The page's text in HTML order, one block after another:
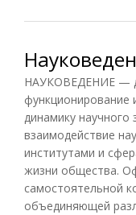
НАУКОВЕДЕНИЕ —
функционирование
динамику научного
взаимодействие
институтами и
жизни общества.
самостоятельной
объединяющей